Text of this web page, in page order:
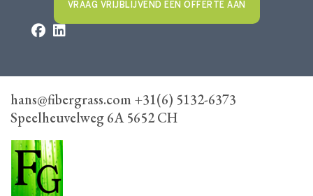
VRAAG VRIJBLIJVEND EEN OFFERTE AAN
hans@fibergrass.com +31(6) 5132-6373
Speelheuvelweg 6A 5652 CH